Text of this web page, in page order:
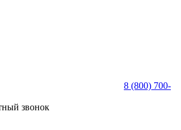
8 (800) 700-
звонок